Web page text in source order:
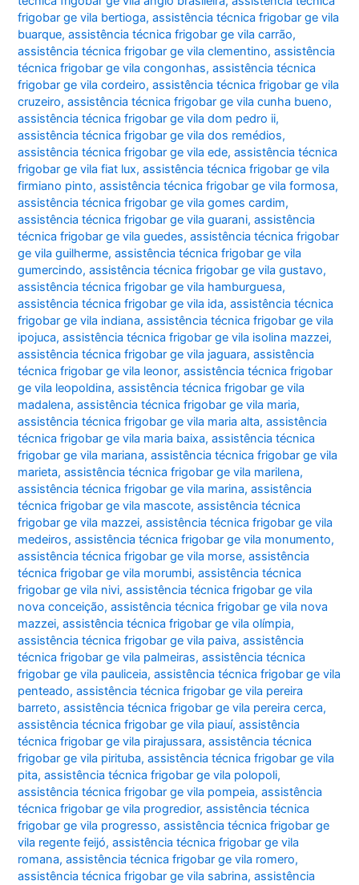
frigobar ge vila bertioga,assistência técnica frigobar ge vila
buarque,assistência técnica frigobar ge vila carrão,
assistência técnica frigobar ge vila clementino,assistência
técnica frigobar ge vila congonhas,assistência técnica
frigobar ge vila cordeiro,assistência técnica frigobar ge vila
cruzeiro,assistência técnica frigobar ge vila cunha bueno,
assistência técnica frigobar ge vila dom pedro ii,
assistência técnica frigobar ge vila dos remédios,
assistência técnica frigobar ge vila ede,assistência técnica
frigobar ge vila fiat lux,assistência técnica frigobar ge vila
firmiano pinto,assistência técnica frigobar ge vila formosa,
assistência técnica frigobar ge vila gomes cardim,
assistência técnica frigobar ge vila guarani,assistência
técnica frigobar ge vila guedes,assistência técnica frigobar
ge vila guilherme,assistência técnica frigobar ge vila
gumercindo,assistência técnica frigobar ge vila gustavo,
assistência técnica frigobar ge vila hamburguesa,
assistência técnica frigobar ge vila ida,assistência técnica
frigobar ge vila indiana,assistência técnica frigobar ge vila
ipojuca,assistência técnica frigobar ge vila isolina mazzei,
assistência técnica frigobar ge vila jaguara,assistência
técnica frigobar ge vila leonor,assistência técnica frigobar
ge vila leopoldina,assistência técnica frigobar ge vila
madalena,assistência técnica frigobar ge vila maria,
assistência técnica frigobar ge vila maria alta,assistência
técnica frigobar ge vila maria baixa,assistência técnica
frigobar ge vila mariana,assistência técnica frigobar ge vila
marieta,assistência técnica frigobar ge vila marilena,
assistência técnica frigobar ge vila marina,assistência
técnica frigobar ge vila mascote,assistência técnica
frigobar ge vila mazzei,assistência técnica frigobar ge vila
medeiros,assistência técnica frigobar ge vila monumento,
assistência técnica frigobar ge vila morse,assistência
técnica frigobar ge vila morumbi,assistência técnica
frigobar ge vila nivi,assistência técnica frigobar ge vila
nova conceição,assistência técnica frigobar ge vila nova
mazzei,assistência técnica frigobar ge vila olímpia,
assistência técnica frigobar ge vila paiva,assistência
técnica frigobar ge vila palmeiras,assistência técnica
frigobar ge vila pauliceia,assistência técnica frigobar ge vila
penteado,assistência técnica frigobar ge vila pereira
barreto,assistência técnica frigobar ge vila pereira cerca,
assistência técnica frigobar ge vila piauí,assistência
técnica frigobar ge vila pirajussara,assistência técnica
frigobar ge vila pirituba,assistência técnica frigobar ge vila
pita,assistência técnica frigobar ge vila polopoli,
assistência técnica frigobar ge vila pompeia,assistência
técnica frigobar ge vila progredior,assistência técnica
frigobar ge vila progresso,assistência técnica frigobar ge
vila regente feijó,assistência técnica frigobar ge vila
romana,assistência técnica frigobar ge vila romero,
assistência técnica frigobar ge vila sabrina,assistência